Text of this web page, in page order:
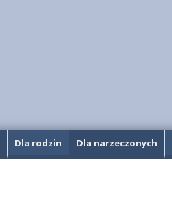
Dla rodzin Dla narzeczonych